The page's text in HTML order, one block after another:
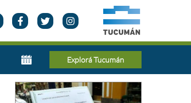
Explorá Tucumán